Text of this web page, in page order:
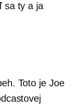
sa ty a ja
Toto je Joe